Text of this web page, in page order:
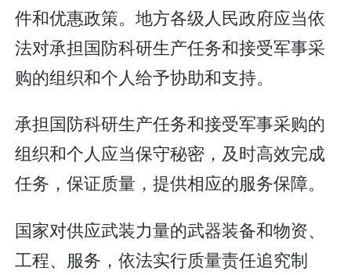
件和优惠政策。地方各级人民政府应当依
法对承担国防科研生产任务和接受军事采
购的组织和个人给予协助和支持。
承担国防科研生产任务和接受军事采购的
组织和个人应当保守秘密，及时高效完成
任务，保证质量，提供相应的服务保障。
国家对供应武装力量的武器装备和物资、
工程、服务，依法实行质量责任追究制